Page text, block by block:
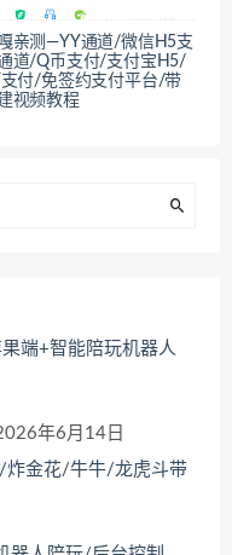
亲测—YY通道/微信H5支
道/Q币支付/支付宝H5/
付/免签约支付平台/带
视频教程
端+智能陪玩机器人
年6月14日
炸金花/牛牛/龙虎斗带